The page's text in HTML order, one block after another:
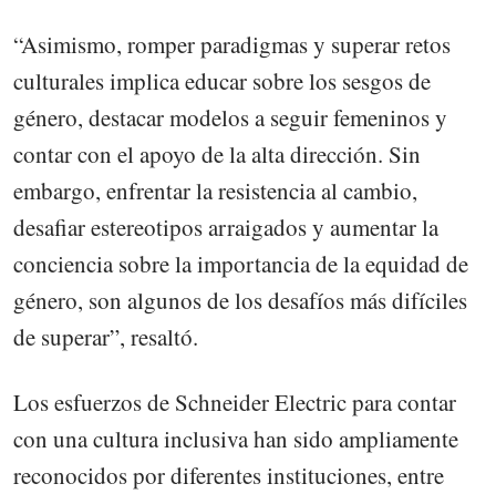
“Asimismo, romper paradigmas y superar retos
culturales implica educar sobre los sesgos de
género, destacar modelos a seguir femeninos y
contar con el apoyo de la alta dirección. Sin
embargo, enfrentar la resistencia al cambio,
desafiar estereotipos arraigados y aumentar la
conciencia sobre la importancia de la equidad de
género, son algunos de los desafíos más difíciles
de superar”, resaltó.
Los esfuerzos de Schneider Electric para contar
con una cultura inclusiva han sido ampliamente
reconocidos por diferentes instituciones, entre